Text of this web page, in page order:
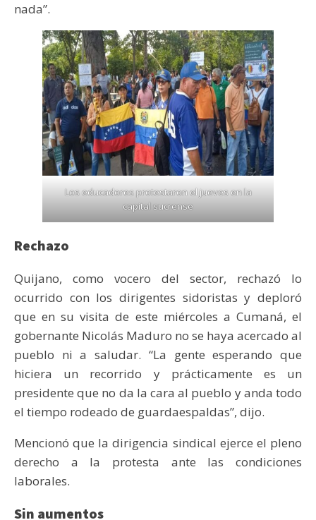
nada”.
Los educadores protestaron el jueves en la
capital sucrense
Rechazo
Quijano, como vocero del sector, rechazó lo
ocurrido con los dirigentes sidoristas y deploró
que en su visita de este miércoles a Cumaná, el
gobernante Nicolás Maduro no se haya acercado al
pueblo ni a saludar. “La gente esperando que
hiciera un recorrido y prácticamente es un
presidente que no da la cara al pueblo y anda todo
el tiempo rodeado de guardaespaldas”, dijo.
Mencionó que la dirigencia sindical ejerce el pleno
derecho a la protesta ante las condiciones
laborales.
Sin aumentos